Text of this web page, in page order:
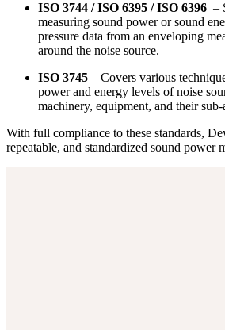
ISO 3744 / ISO 6395 / ISO 6396 –
measuring sound power or sound
pressure data from an enveloping
around the noise source.
ISO 3745 – Covers various
power and energy levels of noise
machinery, equipment, and their sub-
With full compliance to these standards,
repeatable, and standardized sound power